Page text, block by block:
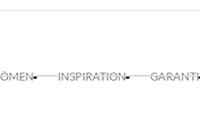
en förlängd eller förkortad variant.
INSPIRATION GARANTI